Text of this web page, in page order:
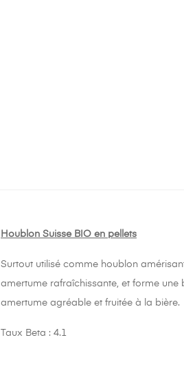
Houblon Suisse BIO en pellets
Surtout utilisé comme houblon
amertume rafraîchissante, et forme une
amertume agréable et fruitée à la bière.
Taux Beta : 4.1